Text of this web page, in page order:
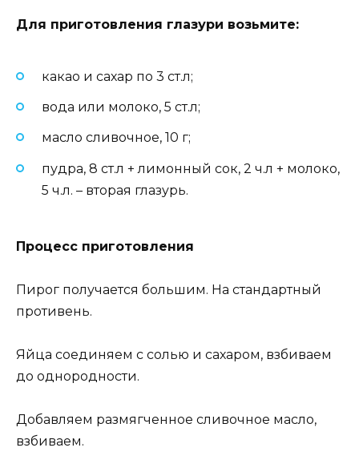
Для приготовления глазури возьмите:
какао и сахар по 3 ст.л;
вода или молоко, 5 ст.л;
масло сливочное, 10 г;
пудра, 8 ст.л + лимонный сок, 2 ч.л + молоко,
5 ч.л. – вторая глазурь.
Процесс приготовления
Пирог получается большим. На стандартный
противень.
Яйца соединяем с солью и сахаром, взбиваем
до однородности.
Добавляем размягченное сливочное масло,
взбиваем.